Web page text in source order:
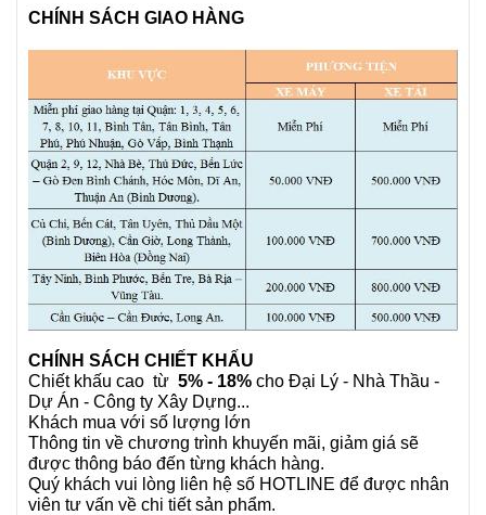
CHÍNH SÁCH GIAO HÀNG
CHÍNH SÁCH CHIẾT KHẤU
Chiết khấu cao từ 5% - 18% cho Đại Lý - Nhà Thầu -
Dự Án - Công ty Xây Dựng...
Khách mua với số lượng lớn
Thông tin về chương trình khuyến mãi, giảm giá sẽ
được thông báo đến từng khách hàng.
Quý khách vui lòng liên hệ số HOTLINE để được nhân
viên tư vấn về chi tiết sản phẩm.